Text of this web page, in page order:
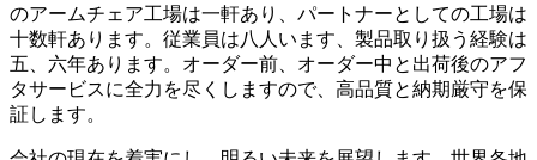
のアームチェア工場は一軒あり、パートナーとしての工場は
十数軒あります。従業員は八人います、製品取り扱う経験は
五、六年あります。オーダー前、オーダー中と出荷後のアフ
タサービスに全力を尽くしますので、高品質と納期厳守を保
証します。